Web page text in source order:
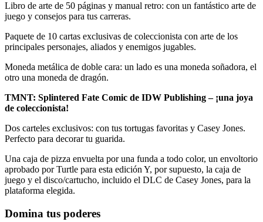
Libro de arte de 50 páginas y manual retro: con un fantástico arte de
juego y consejos para tus carreras.
Paquete de 10 cartas exclusivas de coleccionista con arte de los
principales personajes, aliados y enemigos jugables.
Moneda metálica de doble cara: un lado es una moneda soñadora, el
otro una moneda de dragón.
TMNT: Splintered Fate Comic de IDW Publishing – ¡una joya
de coleccionista!
Dos carteles exclusivos: con tus tortugas favoritas y Casey Jones.
Perfecto para decorar tu guarida.
Una caja de pizza envuelta por una funda a todo color, un envoltorio
aprobado por Turtle para esta edición Y, por supuesto, la caja de
juego y el disco/cartucho, incluido el DLC de Casey Jones, para la
plataforma elegida.
Domina tus poderes